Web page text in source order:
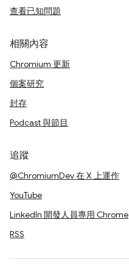
查看已知問題
相關內容
Chromium 更新
個案研究
封存
Podcast 與節目
追蹤
@ChromiumDev 在 X 上運作
YouTube
LinkedIn 開發人員專用 Chrome
RSS